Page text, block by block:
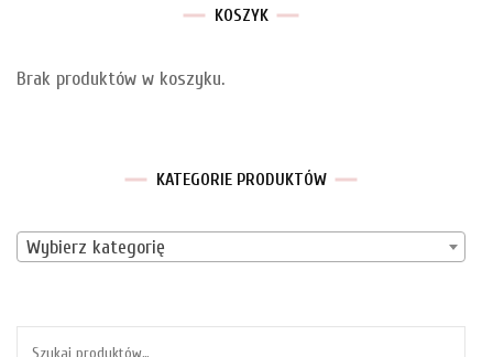
KOSZYK
Brak produktów w koszyku.
KATEGORIE PRODUKTÓW
Wybierz kategorię
Szukaj: